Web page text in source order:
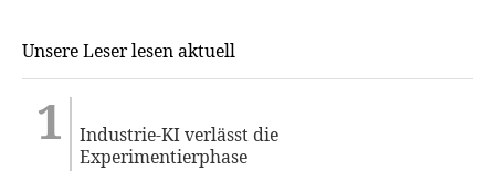
Unsere Leser lesen aktuell
Industrie-KI verlässt die
Experimentierphase